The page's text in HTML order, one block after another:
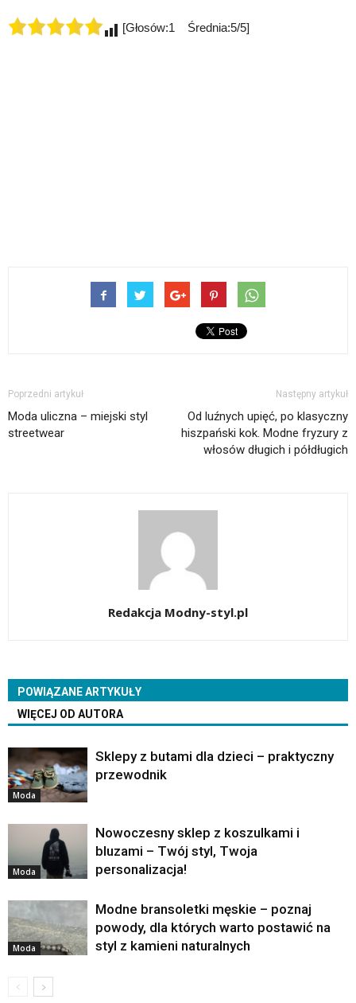
[Głosów:1 Średnia:5/5]
Poprzedni artykuł
Moda uliczna – miejski styl
streetwear
Następny artykuł
Od luźnych upięć, po klasyczny
hiszpański kok. Modne fryzury z
włosów długich i półdługich
Redakcja Modny-styl.pl
POWIĄZANE ARTYKUŁY
WIĘCEJ OD AUTORA
Moda
Sklepy z butami dla dzieci – praktyczny
przewodnik
Moda
Nowoczesny sklep z koszulkami i
bluzami – Twój styl, Twoja
personalizacja!
Moda
Modne bransoletki męskie – poznaj
powody, dla których warto postawić na
styl z kamieni naturalnych